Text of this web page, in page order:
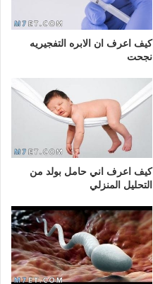
كيف اعرف ان الابره التفجيريه
نجحت
كيف اعرف اني حامل بولد من
التحليل المنزلي